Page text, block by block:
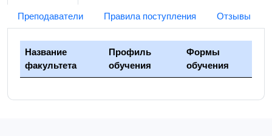
Преподаватели
Правила поступления Отзывы
Название
факультета
Профиль
обучения
Формы
обучения